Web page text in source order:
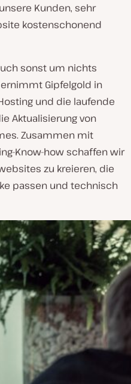
Kunden, sehr
kostenschonend
sonst um nichts
Gipfelgold in
und die laufende
Aktualisierung von
Zusammen mit
Know-how schaffen wir
zu kreieren, die
passen und technisch